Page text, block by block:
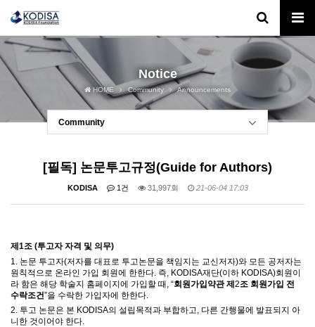
Notice
HOME Community Announcements
Community
[필독] 논문투고규정(Guide for Authors)
KODISA 1건 31,997회 21-06-04 17:03
제 1조 (투고자 자격 및 의무)
1. 논문 투고자(저자를 대표로 투고논문을 책임지는 교신저자)와 모든 공저자는
원칙적으로 온라인 가입 회원에 한한다 즉 , KODISA재단(이하 KODISA)회원이
라 함은 해당 학술지 홈페이지에 가입할 때 , “회원가입약관 제2조 회원가입 전
수락조건”을 수락한 가입자에 한한다
2. 투고 논문은 본 KODISA의 설립목적과 부합하고, 다른 간행물에 발표되지 아
니한 것이어야 한다.